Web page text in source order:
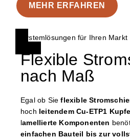
MEHR ERFAHREN
Systemlösungen für Ihren Markt
Flexible
nach Maß
Egal ob Sie flexible
hoch leitendem Cu-ETP1
lamellierte Komponenten
einfachen Bauteil bis zur